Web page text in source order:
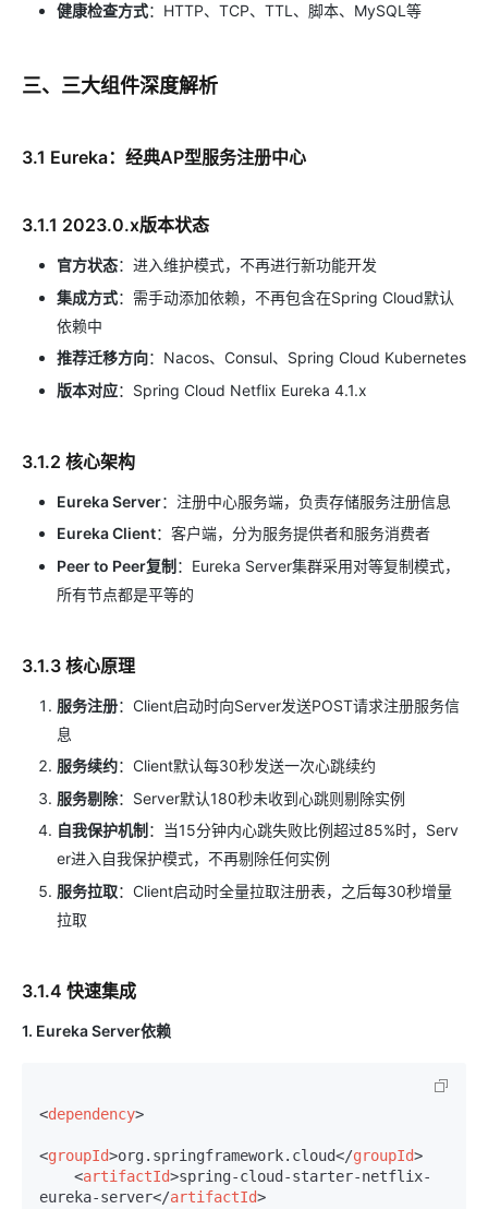
健康检查方式：HTTP、TCP、TTL、脚本、MySQL等
三、三大组件深度解析
3.1 Eureka：经典AP型服务注册中心
3.1.1 2023.0.x版本状态
官方状态：进入维护模式，不再进行新功能开发
集成方式：需手动添加依赖，不再包含在Spring Cloud默认
依赖中
推荐迁移方向：Nacos、Consul、Spring Cloud Kubernetes
版本对应：Spring Cloud Netflix Eureka 4.1.x
3.1.2 核心架构
Eureka Server：注册中心服务端，负责存储服务注册信息
Eureka Client：客户端，分为服务提供者和服务消费者
Peer to Peer复制 ：Eureka Server集群采用对等复制模式，
所有节点都是平等的
3.1.3 核心原理
服务注册：Client启动时向Server发送POST请求注册服务信
息
服务续约：Client默认每30秒发送一次心跳续约
服务剔除：Server默认180秒未收到心跳则剔除实例
自我保护机制 ：当15分钟内心跳失败比例超过85%时，Serv
er进入自我保护模式，不再剔除任何实例
服务拉取：Client启动时全量拉取注册表，之后每30秒增量
拉取
3.1.4 快速集成
1. Eureka Server依赖
<dependency>
<groupId>org.springframework.cloud</groupId>
<artifactId>spring-cloud-starter-netflix-
eureka-server</artifactId>